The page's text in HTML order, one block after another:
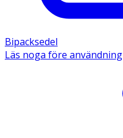
Bipacksedel
Läs noga före användning